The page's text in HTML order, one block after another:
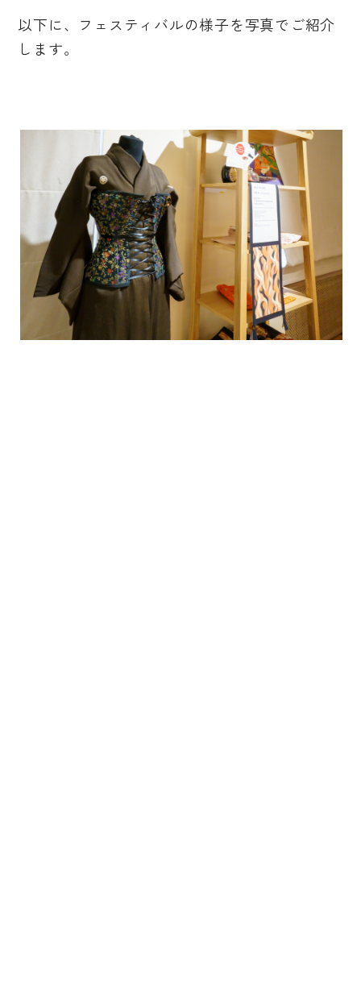
以下に、フェスティバルの様子を写真でご紹介
します。